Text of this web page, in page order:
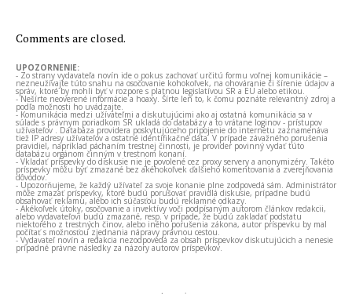
Comments are closed.
UPOZORNENIE:
- Zo strany vydavateľa novín ide o pokus zachovať určitú formu voľnej komunikácie –
nezneužívajte túto snahu na osočovanie kohokoľvek, na ohováranie či šírenie údajov a
správ, ktoré by mohli byť v rozpore s platnou legislatívou SR a EÚ alebo etikou.
- Nešírte neoverené informácie a hoaxy. Šírte len to, k čomu poznáte relevantný zdroj a
podľa možnosti ho uvádzajte.
- Komunikácia medzi užívateľmi a diskutujúcimi ako aj ostatná komunikácia sa v
súlade s právnym poriadkom SR ukladá do databázy a to vrátane loginov - prístupov
užívateľov . Databáza providera poskytujúceho pripojenie do internetu zaznamenáva
tiež IP adresy užívateľov a ostatné identifikačné dáta. V prípade závažného porušenia
pravidiel, napríklad páchaním trestnej činnosti, je provider povinný vydať túto
databázu orgánom činným v trestnom konaní.
- Vkladať príspevky do diskusie nie je povolené cez proxy servery a anonymizéry. Takéto
príspevky môžu byť zmazané bez akéhokoľvek ďalšieho komentovania a zverejňovania
dôvodov.
- Upozorňujeme, že každý užívateľ za svoje konanie plne zodpovedá sám. Administrátor
môže zmazať príspevky, ktoré budú porušovať pravidlá diskusie, prípadne budú
obsahovať reklamu, alebo ich súčasťou budú reklamné odkazy.
- Akékoľvek útoky, osočovanie a invektívy voči podpísaným autorom článkov redakcii,
alebo vydavateľovi budú zmazané, resp. v prípade, že budú zakladať podstatu
niektorého z trestných činov, alebo iného porušenia zákona, autor príspevku by mal
počítať s možnosťou zjednania nápravy právnou cestou.
- Vydavateľ novín a redakcia nezodpovedá za obsah príspevkov diskutujúcich a nenesie
prípadné právne následky za názory autorov príspevkov.